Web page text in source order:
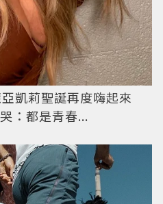
凱莉聖誕再度嗨起來
：都是青春...